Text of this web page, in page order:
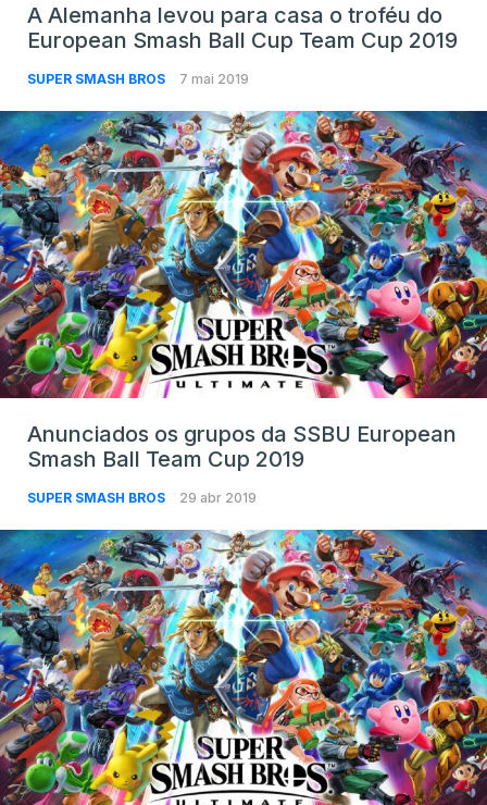
A Alemanha levou para casa o troféu do
European Smash Ball Cup Team Cup 2019
SUPER SMASH BROS 7 mai 2019
Anunciados os grupos da SSBU European
Smash Ball Team Cup 2019
SUPER SMASH BROS 29 abr 2019